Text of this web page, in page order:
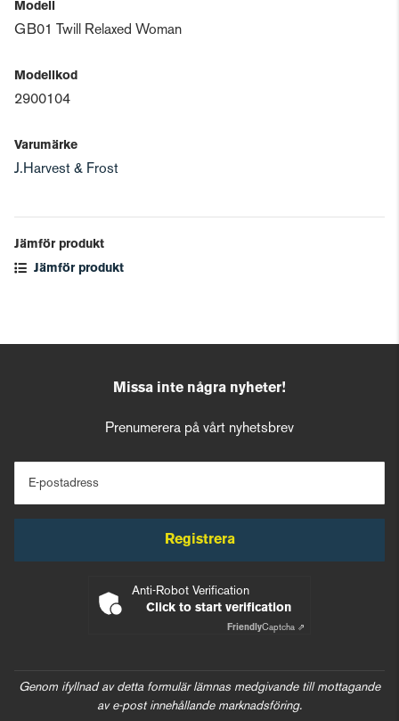
Modell
GB01 Twill Relaxed Woman
Modellkod
2900104
Varumärke
J.Harvest & Frost
Jämför produkt
Jämför produkt
Missa inte några nyheter!
Prenumerera på vårt nyhetsbrev
E-postadress
Registrera
Anti-Robot Verification
Click to start verification
FriendlyCaptcha ⇗
Genom ifyllnad av detta formulär lämnas medgivande till mottagande
av e-post innehållande marknadsföring.